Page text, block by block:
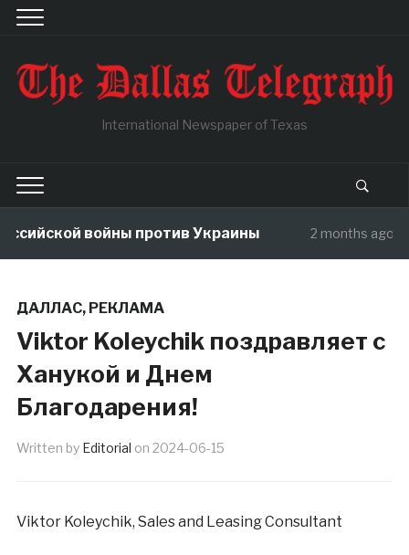
International Newspaper of Texas
войны против Украины 2 months ago
ДАЛЛАС, РЕКЛАМА
Viktor Koleychik поздравляет c
Ханукой и Днем
Благодарения!
Written by Editorial on 2024-06-15
Viktor Koleychik, Sales and Leasing Consultant